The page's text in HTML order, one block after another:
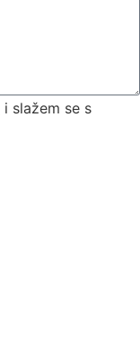
i slažem se s